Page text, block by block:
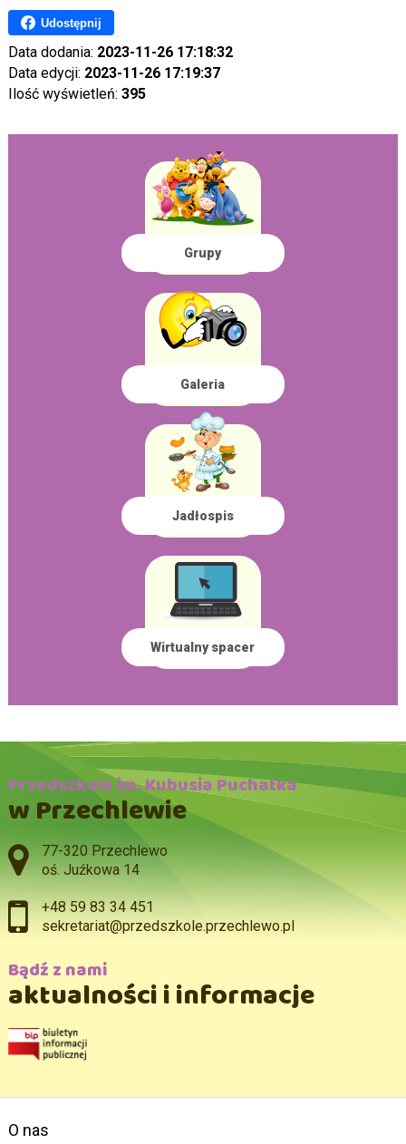
Udostępnij
Data dodania: 2023-11-26 17:18:32
Data edycji: 2023-11-26 17:19:37
Ilość wyświetleń: 395
Grupy
Galeria
Jadłospis
Wirtualny spacer
Przedszkole im. Kubusia Puchatka
w Przechlewie
Adres pocztowy:
77-320 Przechlewo
oś. Juźkowa 14
+48 59 83 34 451
sekretariat@przedszkole.przechlewo.pl
Bądź z nami
aktualności i informacje
O nas